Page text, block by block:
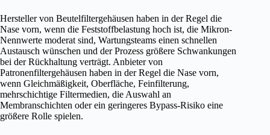
Hersteller von Beutelfiltergehäusen haben in der Regel die
Nase vorn, wenn die Feststoffbelastung hoch ist, die Mikron-
Nennwerte moderat sind, Wartungsteams einen schnellen
Austausch wünschen und der Prozess größere Schwankungen
bei der Rückhaltung verträgt. Anbieter von
Patronenfiltergehäusen haben in der Regel die Nase vorn,
wenn Gleichmäßigkeit, Oberfläche, Feinfilterung,
mehrschichtige Filtermedien, die Auswahl an
Membranschichten oder ein geringeres Bypass-Risiko eine
größere Rolle spielen.